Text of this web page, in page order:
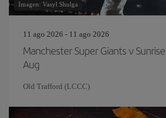
Imagen: Vasyl Shulga
11 ago 2026 - 11 ago 2026
Manchester Super Giants v
Aug
Old Trafford (LCCC)